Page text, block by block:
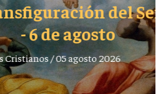
del Señor
de agosto
/05 agosto 2026